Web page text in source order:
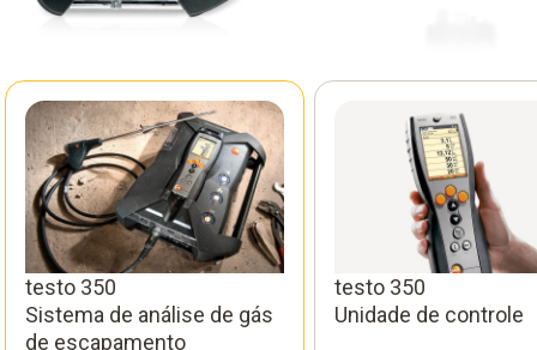
testo 350
Sistema de análise de gás
de escapamento
testo 350
Unidade de controle